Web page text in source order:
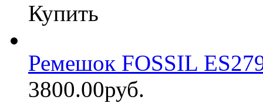
Купить
Ремешок FOSSIL
3800.00руб.